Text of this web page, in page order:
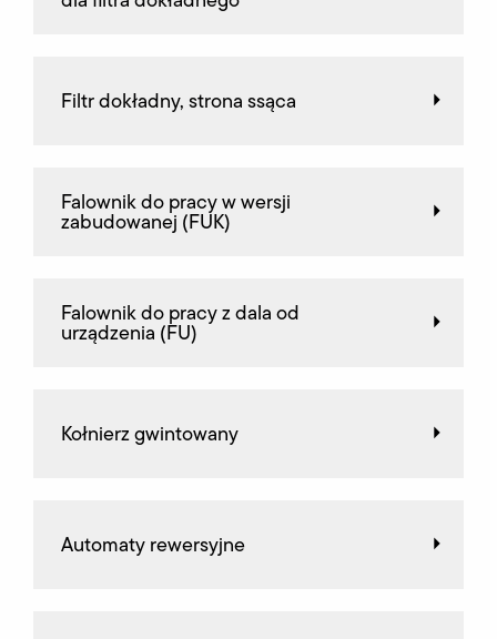
Filtr dokładny, strona ssąca
Falownik do pracy w wersji
zabudowanej (FUK)
Falownik do pracy z dala od
urządzenia (FU)
Kołnierz gwintowany
Automaty rewersyjne